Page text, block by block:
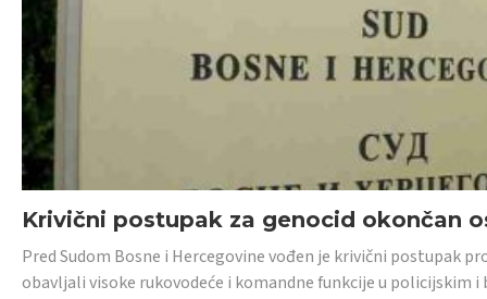
Krivični postupak za genocid okončan
Pred Sudom Bosne i Hercegovine vođen je krivični postupak
obavljali visoke rukovodeće i komandne funkcije u policijskim